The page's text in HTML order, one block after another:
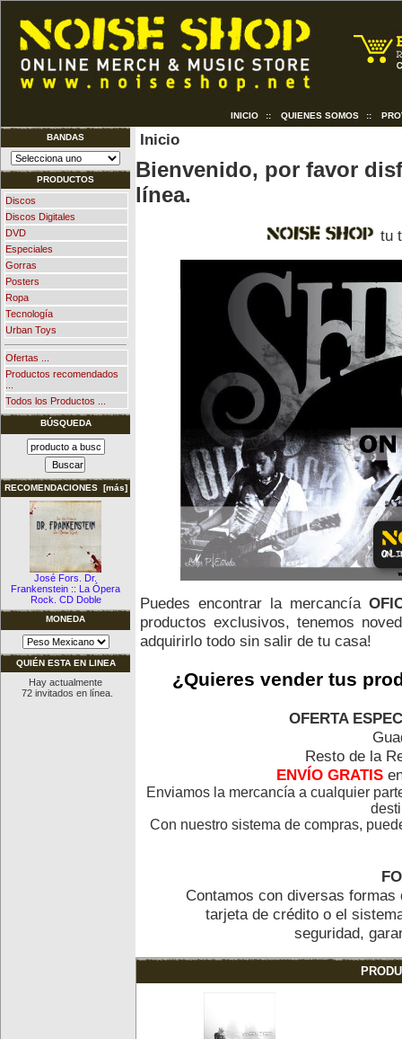
INICIO :: QUIENES SOMOS ::
BANDAS
PRODUCTOS
Discos
Discos Digitales
DVD
Especiales
Gorras
Posters
Ropa
Tecnología
Urban Toys
Ofertas ...
Productos recomendados
Todos los Productos ...
BÚSQUEDA
RECOMENDACIONES [más]
José Fors. Dr.
Frankenstein :: La Ópera
Rock. CD Doble
MONEDA
QUIÉN ESTA EN LINEA
Hay actualmente
72 invitados en línea.
Inicio
Bienvenido, por favor
línea.
tu
Puedes encontrar la mercancía
productos exclusivos, tenemos
adquirirlo todo sin salir de tu casa!
¿Quieres vender tus
OFERTA
Resto de la
ENVÍO GRATIS
Enviamos la mercancía a cualquier
Con nuestro sistema de compras,
Contamos con diversas
tarjeta de crédito o el
seguridad,